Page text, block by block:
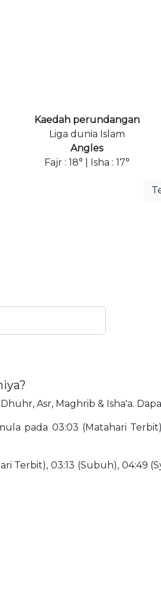
Kaedah perundangan
Liga dunia Islam
Angles
Fajr : 18° | Isha : 17°
Asr, Maghrib & Isha'a.
pada 03:03 (Matahari
Terbit), 03:13 (Subuh), 04:49